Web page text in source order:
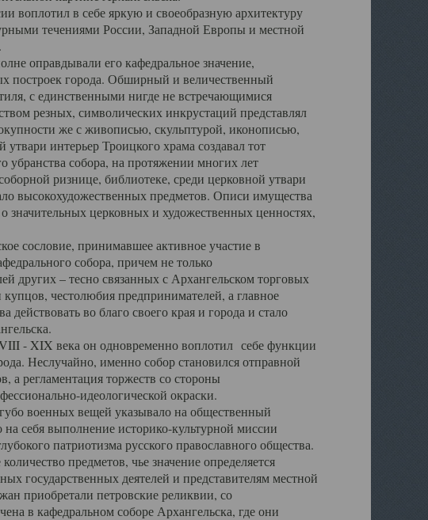
воплотил в себе яркую и своеобразную архитектуру
течениями России, Западной Европы и местной
оправдывали его кафедральное значение,
построек города. Обширный и величественный
с единственными нигде не встречающимися
резных, символических инкрустаций представлял
же с живописью, скульптурой, иконописью,
интерьер Троицкого храма создавал тот
убранства собора, на протяжении многих лет
ризнице, библиотеке, среди церковной утвари
высокохудожественных предметов. Описи имущества
церковных и художественных ценностях,
сословие, принимавшее активное участие в
собора, причем не только
других – тесно связанных с Архангельском торговых
честолюбия предпринимателей, а главное
во благо своего края и города и стало
XIX века он одновременно воплотил себе функции
Неслучайно, именно собор становился отправной
а регламентация торжеств со стороны
идеологической окраски.
военных вещей указывало на общественный
на себя выполнение историко-культурной миссии
патриотизма русского православного общества.
предметов, чье значение определяется
государственных деятелей и представителям местной
приобретали петровские реликвии, со
в кафедральном соборе Архангельска, где они